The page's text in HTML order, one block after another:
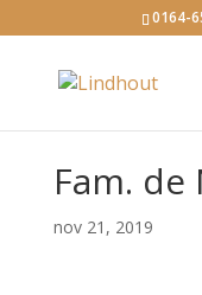
0164-
Fam. de
nov 21, 2019